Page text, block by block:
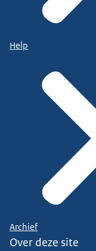
Help
Archief
Over deze site